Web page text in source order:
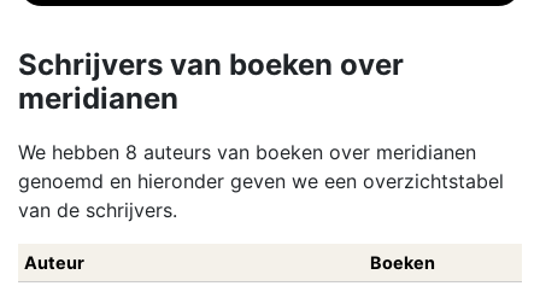
Schrijvers van boeken over
meridianen
We hebben 8 auteurs van boeken over meridianen
genoemd en hieronder geven we een overzichtstabel
van de schrijvers.
Auteur Boeken